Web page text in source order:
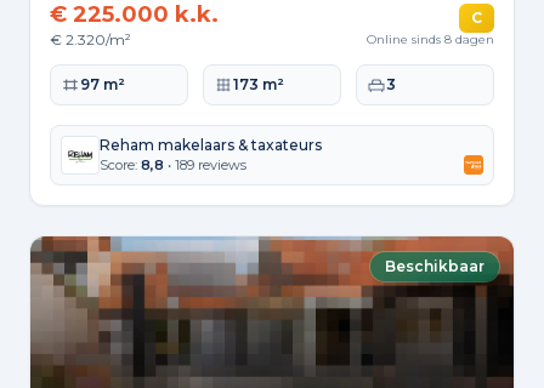
€ 225.000 k.k.
€ 2.320/m²
C
Online sinds 8 dagen
Woonoppervlakte
97 m² Perceeloppervlakte
173 m² Slaapkamers
3
Reham makelaars & taxateurs
Score: 8,8 • 189 reviews
Beschikbaar